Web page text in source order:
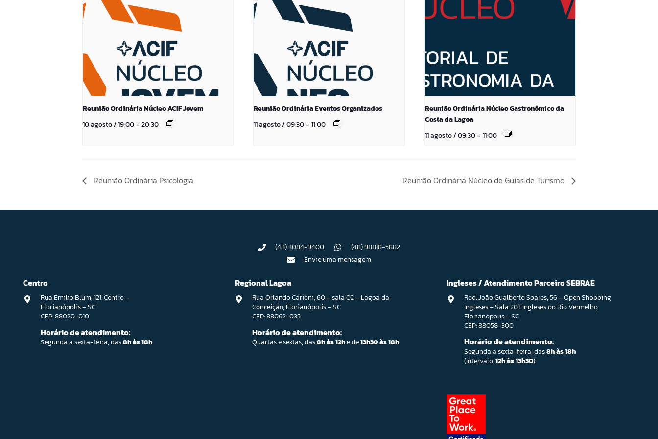
Reunião Ordinária Núcleo ACIF Jovem
10 agosto / 19:00- 20:30
Reunião Ordinária Eventos Organizados
11 agosto / 09:30 - 11:00
Reunião Ordinária Núcleo Gastronômico da
Costa da Lagoa
11 agosto / 09:30- 11:00
Reunião Ordinária Psicologia Reunião Ordinária Núcleo de Guias de Turismo
(48) 3084-9400
(48) 98818-5882
Envie uma mensagem
Centro
Rua Emilio Blum, 121. Centro –
Florianópolis – SC
CEP: 88020-010
Horário de atendimento:
Segunda a sexta-feira, das8h às 18h
Regional Lagoa
Rua Orlando Carioni, 60 – sala 02 – Lagoa da
Conceição, Florianópolis – SC
CEP: 88062-035
Horário de atendimento:
Quartas e sextas, das8h às 12he de13h30 às 18h
Ingleses / Atendimento Parceiro SEBRAE
Rod. João Gualberto Soares, 56 – Open Shopping
Ingleses – Sala 201. Ingleses do Rio Vermelho,
Florianópolis – SC
CEP: 88058-300
Horário de atendimento:
Segunda a sexta-feira, das8h às 18h
(Intervalo:12h às 13h30)